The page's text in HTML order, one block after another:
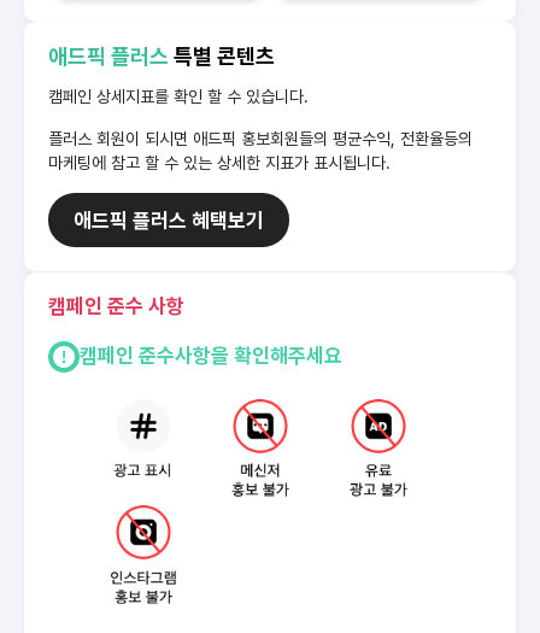
애드픽 플러스 특별 콘텐츠
캠페인 상세지표를 확인 할 수 있습니다.
플러스 회원이 되시면 애드픽 홍보회원들의 평균수익, 전환율등의
마케팅에 참고 할 수 있는 상세한 지표가 표시됩니다.
애드픽 플러스 혜택보기
캠페인 준수 사항
캠페인 준수사항을 확인해주세요